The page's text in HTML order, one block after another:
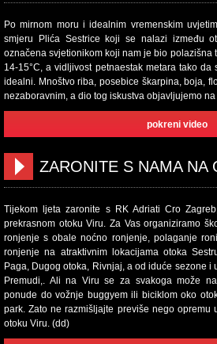
Po mirnom moru i idealnim vremenskim
smjeru Plića Sestrice koji se nalazi između
označena svjetionikom koji nam je bio polazišna
14-15°C, a vidljivost petnaestak metara tako
idealni. Mnoštvo riba, posebice škarpina, boja,
nezaboravnim, a dio tog iskustva objavljujemo
pokreni video
ZARONITE S NAMA NA
Tijekom ljeta zaronite s RK Adriati Cro
prekrasnom otoku Viru. Za Vas organiziramo
ronjenje s obale noćno ronjenje, polaganje
ronjenje na atraktivnim lokacijama otoka
Paga, Dugog otoka, Rivnjaj, a od iduće sezone i
Premudi,. Ali na Viru se za svakoga može
ponude do vožnje buggyem ili biciklom oko
park. Zato ne razmišljajte previše nego opremu
otoku Viru. (dd)